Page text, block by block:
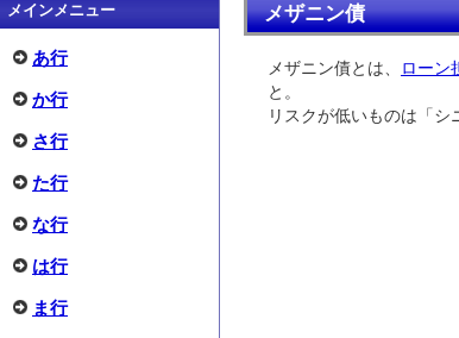
メザニン債
メザニン債とは、 ローン
と。
リスクが低いものは「シ
メインメニュー
あ行
か行
さ行
た行
な行
は行
ま行